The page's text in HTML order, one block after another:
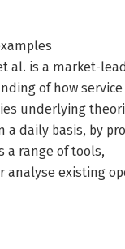
al. is a market-
of how service
underlying
a daily basis, by
a range of tools,
analyse existing